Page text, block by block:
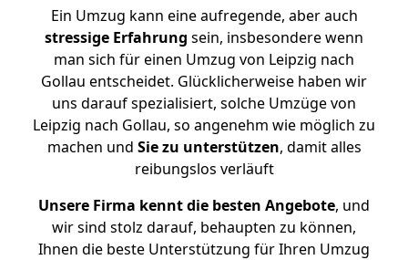
Ein Umzug kann eine aufregende, aber auch
stressige Erfahrung sein, insbesondere wenn
man sich für einen Umzug von Leipzig nach
Gollau entscheidet. Glücklicherweise haben wir
uns darauf spezialisiert, solche Umzüge von
Leipzig nach Gollau, so angenehm wie möglich zu
machen und Sie zu unterstützen, damit alles
reibungslos verläuft
Unsere Firma kennt die besten Angebote, und
wir sind stolz darauf, behaupten zu können,
Ihnen die beste Unterstützung für Ihren Umzug